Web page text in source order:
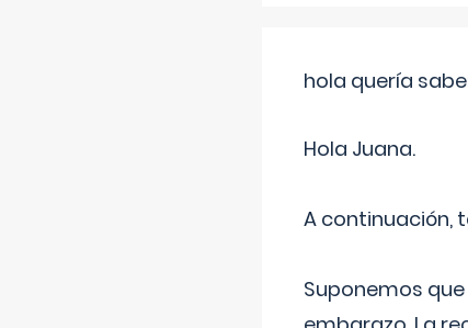
hola quería
Hola Juana.
A continuación,
Suponemos